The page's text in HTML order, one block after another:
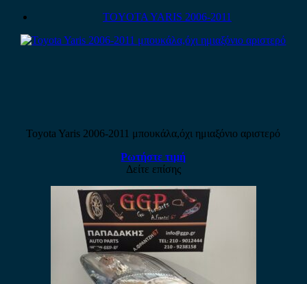
TOYOTA YARIS 2006-2011
Toyota Yaris 2006-2011 μπουκάλα,όχι ημιαξόνιο αριστερό
Ρωτήστε τιμή
Δείτε επίσης